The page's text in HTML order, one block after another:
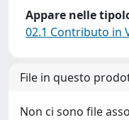
Appare nelle
02.1 Contributo in
File in questo
Non ci sono file